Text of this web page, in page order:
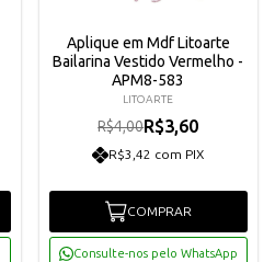
Aplique em Mdf Litoarte
Bailarina Vestido Vermelho -
APM8-583
LITOARTE
R$4,00R$3,60
R$3,42 com PIX
COMPRAR
Consulte-nos pelo WhatsApp